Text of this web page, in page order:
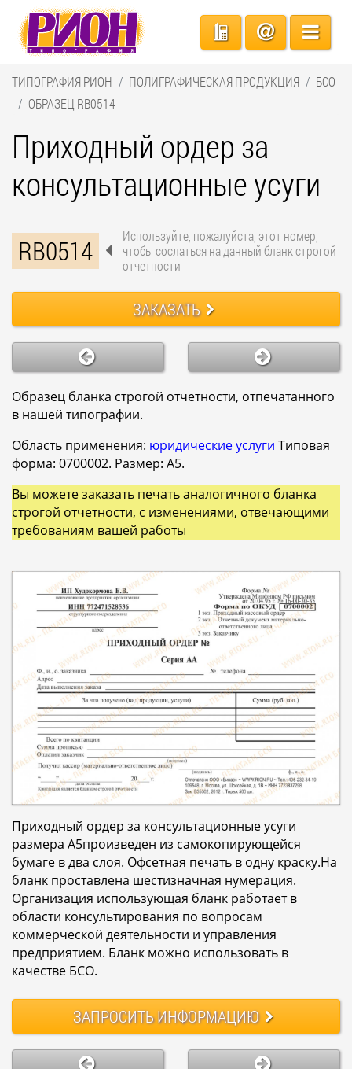
ТИПОГРАФИЯ РИОН ПОЛИГРАФИЧЕСКАЯ ПРОДУКЦИЯ
БСО
ОБРАЗЕЦ RB0514
Приходный ордер за
консультационные усуги
RB0514
Используйте, пожалуйста, этот номер,
чтобы сослаться на данный бланк строгой
отчетности
ЗАКАЗАТЬ
Образец бланка строгой отчетности, отпечатанного
в нашей типографии.
Область применения: юридические услуги Типовая
форма: 0700002. Размер: А5.
Вы можете заказать печать аналогичного бланка
строгой отчетности, с изменениями, отвечающими
требованиям вашей работы
Приходный ордер за консультационные усуги
размера А5произведен из самокопирующейся
бумаге в два слоя. Офсетная печать в одну краску.На
бланк проставлена шестизначная нумерация.
Организация использующая бланк работает в
области консультирования по вопросам
коммерческой деятельности и управления
предприятием. Бланк можно использовать в
качестве БСО.
ЗАПРОСИТЬИНФОРМАЦИЮ